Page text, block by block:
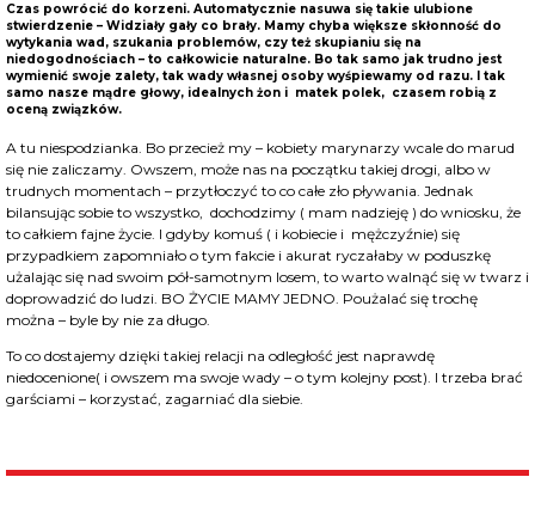
Czas powrócić do korzeni. Automatycznie nasuwa się takie ulubione
stwierdzenie – Widziały gały co brały. Mamy chyba większe skłonność do
wytykania wad, szukania problemów, czy też skupianiu się na
niedogodnościach – to całkowicie naturalne. Bo tak samo jak trudno jest
wymienić swoje zalety, tak wady własnej osoby wyśpiewamy od razu. I tak
samo nasze mądre głowy, idealnych żon i matek polek, czasem robią z
oceną związków.
A tu niespodzianka. Bo przecież my – kobiety marynarzy wcale do marud
się nie zaliczamy. Owszem, może nas na początku takiej drogi, albo w
trudnych momentach – przytłoczyć to co całe zło pływania. Jednak
bilansując sobie to wszystko, dochodzimy ( mam nadzieję ) do wniosku, że
to całkiem fajne życie. I gdyby komuś ( i kobiecie i mężczyźnie) się
przypadkiem zapomniało o tym fakcie i akurat ryczałaby w poduszkę
użalając się nad swoim pół-samotnym losem, to warto walnąć się w twarz i
doprowadzić do ludzi. BO ŻYCIE MAMY JEDNO. Poużalać się trochę
można – byle by nie za długo.
To co dostajemy dzięki takiej relacji na odległość jest naprawdę
niedocenione( i owszem ma swoje wady – o tym kolejny post). I trzeba brać
garściami – korzystać, zagarniać dla siebie.